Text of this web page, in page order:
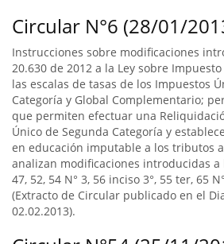
Circular N°6 (28/01/
Instrucciones sobre modificaciones
20.630 de 2012 a la Ley sobre
las escalas de tasas de los Impuestos
Categoría y Global Complementario;
que permiten efectuar una
Único de Segunda Categoría y
en educación imputable a los tributos
analizan modificaciones introducidas a
47, 52, 54 N° 3, 56 inciso 3°, 55 ter, 65
(Extracto de Circular publicado en el
02.02.2013).